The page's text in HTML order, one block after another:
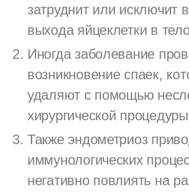
затруднит или исключит
выхода яйцеклетки в
Иногда заболевание
возникновение спаек,
удаляют с помощью
хирургической
Также эндометриоз
иммунологических
негативно повлиять на